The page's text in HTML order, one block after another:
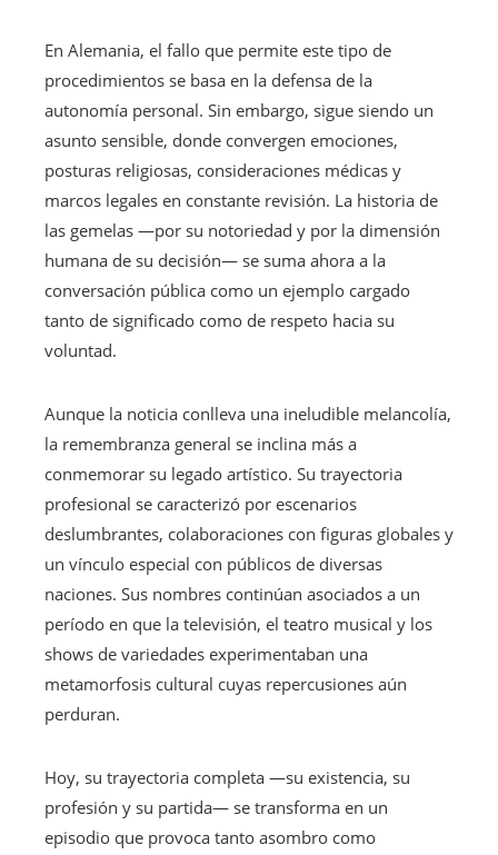
En Alemania, el fallo que permite este tipo de
procedimientos se basa en la defensa de la
autonomía personal. Sin embargo, sigue siendo un
asunto sensible, donde convergen emociones,
posturas religiosas, consideraciones médicas y
marcos legales en constante revisión. La historia de
las gemelas —por su notoriedad y por la dimensión
humana de su decisión— se suma ahora a la
conversación pública como un ejemplo cargado
tanto de significado como de respeto hacia su
voluntad.
Aunque la noticia conlleva una ineludible melancolía,
la remembranza general se inclina más a
conmemorar su legado artístico. Su trayectoria
profesional se caracterizó por escenarios
deslumbrantes, colaboraciones con figuras globales y
un vínculo especial con públicos de diversas
naciones. Sus nombres continúan asociados a un
período en que la televisión, el teatro musical y los
shows de variedades experimentaban una
metamorfosis cultural cuyas repercusiones aún
perduran.
Hoy, su trayectoria completa —su existencia, su
profesión y su partida— se transforma en un
episodio que provoca tanto asombro como